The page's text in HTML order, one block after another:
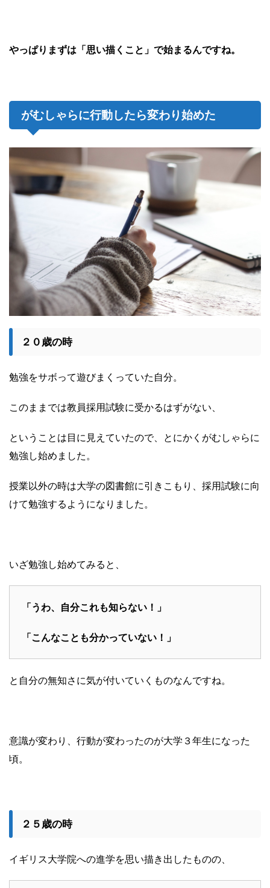
やっぱりまずは「思い描くこと」で始まるんですね。
がむしゃらに行動したら変わり始めた
２０歳の時
勉強をサボって遊びまくっていた自分。
このままでは教員採用試験に受かるはずがない、
ということは目に見えていたので、とにかくがむしゃらに
勉強し始めました。
授業以外の時は大学の図書館に引きこもり、採用試験に向
けて勉強するようになりました。
いざ勉強し始めてみると、
「うわ、自分これも知らない！」
「こんなことも分かっていない！」
と自分の無知さに気が付いていくものなんですね。
意識が変わり、行動が変わったのが大学３年生になった
頃。
２５歳の時
イギリス大学院への進学を思い描き出したものの、